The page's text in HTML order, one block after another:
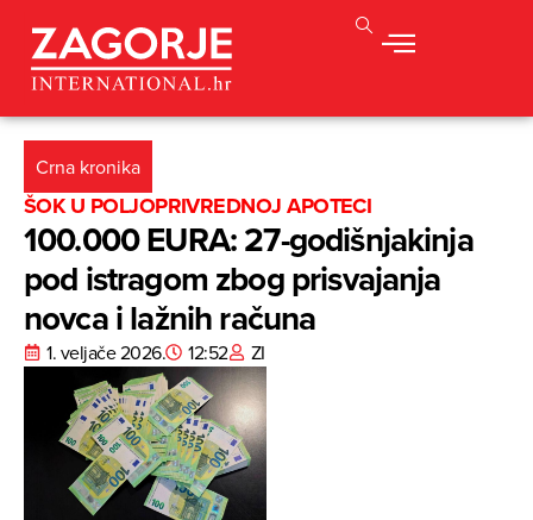
Crna kronika
ŠOK U POLJOPRIVREDNOJ APOTECI
100.000 EURA: 27-godišnjakinja
pod istragom zbog prisvajanja
novca i lažnih računa
1. veljače 2026. 12:52 ZI